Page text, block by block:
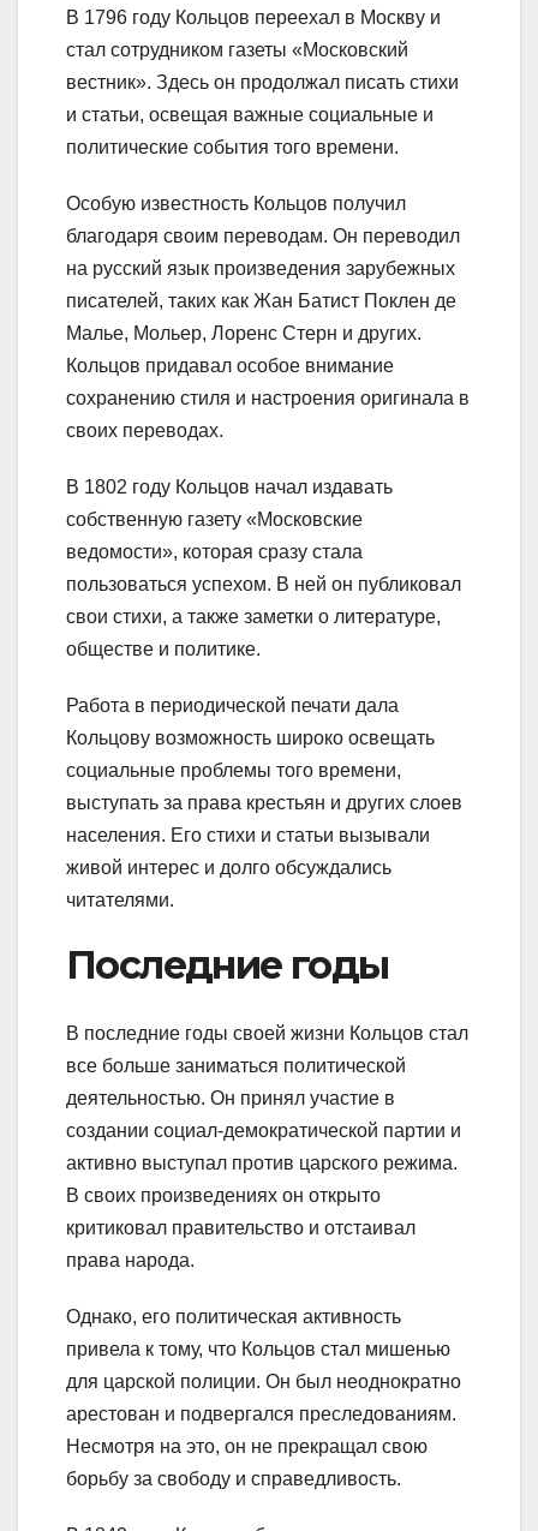
В 1796 году Кольцов переехал в Москву и
стал сотрудником газеты «Московский
вестник». Здесь он продолжал писать стихи
и статьи, освещая важные социальные и
политические события того времени.
Особую известность Кольцов получил
благодаря своим переводам. Он переводил
на русский язык произведения зарубежных
писателей, таких как Жан Батист Поклен де
Малье, Мольер, Лоренс Стерн и других.
Кольцов придавал особое внимание
сохранению стиля и настроения оригинала в
своих переводах.
В 1802 году Кольцов начал издавать
собственную газету «Московские
ведомости», которая сразу стала
пользоваться успехом. В ней он публиковал
свои стихи, а также заметки о литературе,
обществе и политике.
Работа в периодической печати дала
Кольцову возможность широко освещать
социальные проблемы того времени,
выступать за права крестьян и других слоев
населения. Его стихи и статьи вызывали
живой интерес и долго обсуждались
читателями.
Последние годы
В последние годы своей жизни Кольцов стал
все больше заниматься политической
деятельностью. Он принял участие в
создании социал-демократической партии и
активно выступал против царского режима.
В своих произведениях он открыто
критиковал правительство и отстаивал
права народа.
Однако, его политическая активность
привела к тому, что Кольцов стал мишенью
для царской полиции. Он был неоднократно
арестован и подвергался преследованиям.
Несмотря на это, он не прекращал свою
борьбу за свободу и справедливость.